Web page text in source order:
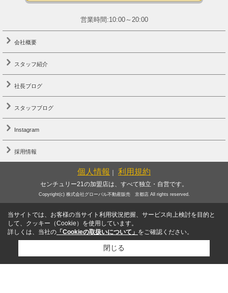
営業時間:10:00～20:00
会社概要
スタッフ紹介
社長ブログ
スタッフブログ
Instagram
採用情報
個人情報 利用規約
センチュリー21の加盟店は、すべて独立・自営です。
Copyright(c) 株式会社グローバル不動産販売 京都店 All rights reserved.
当サイトでは、お客様の当サイト利用状況把握、サービス向上検討を目的と
して、クッキー（Cookie）を使用しています。
詳しくは、当社の 「Cookieの取扱いについて」 をご確認ください。
閉じる